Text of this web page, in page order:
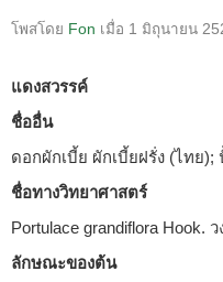
โพสโดย Fon เมื่อ 1 มิถุนายน
แดงสวรรค์
ชื่ออื่น
ดอกผักเบี้ย ผักเบี้ยฝรั่ง (ไทย
ชื่อทางวิทยาศาสตร์
Portulace grandiflora Hook.
ลักษณะของต้น